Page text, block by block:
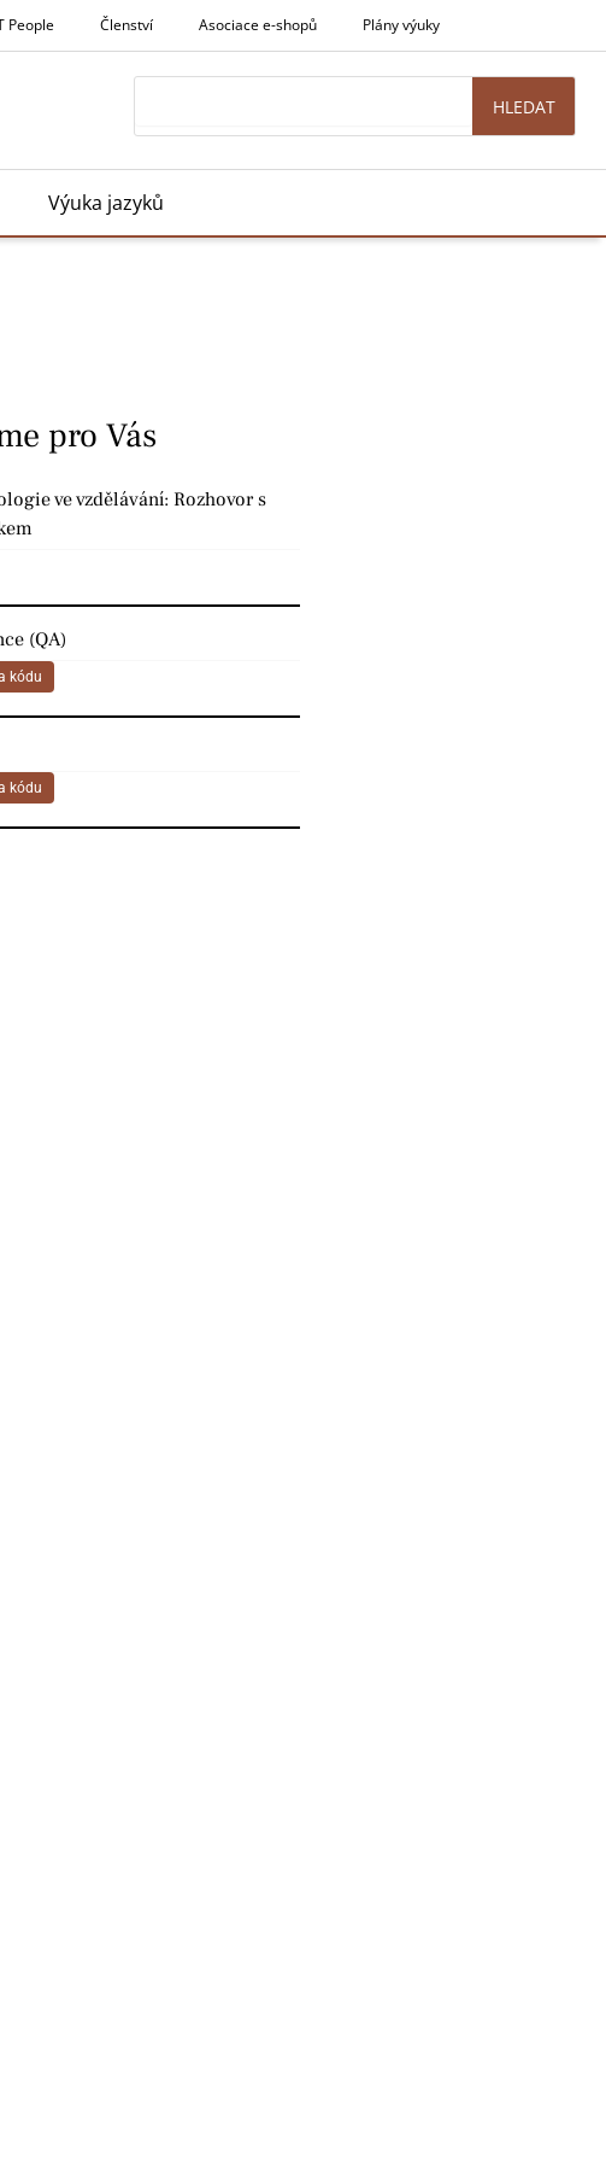
People Členství Asociace e-shopů Plány výuky
HLEDAT
Výuka jazyků
pro Vás
ve vzdělávání: Rozhovor s
(QA)
kódu
kódu